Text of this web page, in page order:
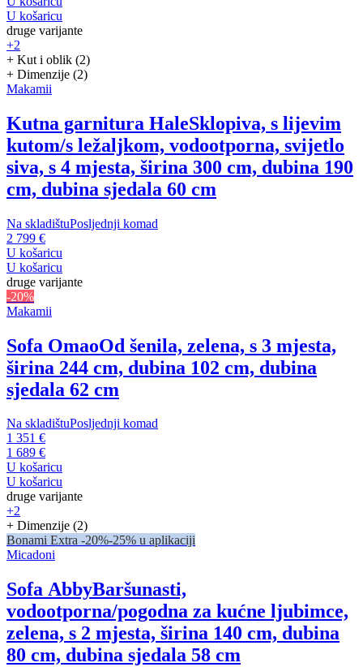
U košaricu
druge varijante
+2
+ Kut i oblik (2)
+ Dimenzije (2)
Makamii
Kutna garnitura HaleSklopiva, s lijevim
kutom/s ležaljkom, vodootporna, svijetlo
siva, s 4 mjesta, širina 300 cm, dubina 190
cm, dubina sjedala 60 cm
Na skladištuPosljednji komad
2 799 €
U košaricu
U košaricu
druge varijante
-20%
Makamii
Sofa OmaoOd šenila, zelena, s 3 mjesta,
širina 244 cm, dubina 102 cm, dubina
sjedala 62 cm
Na skladištuPosljednji komad
1 351 €
1 689 €
U košaricu
U košaricu
druge varijante
+2
+ Dimenzije (2)
Bonami Extra -20%-25% u aplikaciji
Micadoni
Sofa AbbyBaršunasti,
vodootporna/pogodna za kućne ljubimce,
zelena, s 2 mjesta, širina 140 cm, dubina
80 cm, dubina sjedala 58 cm